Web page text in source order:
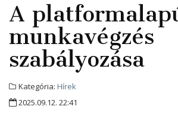
A
munkavégzés
szabályozása
Kategória: Hírek
2025.09.12. 22:41